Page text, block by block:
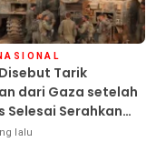
Tarik
dari Gaza setelah
Selesai Serahkan
lalu